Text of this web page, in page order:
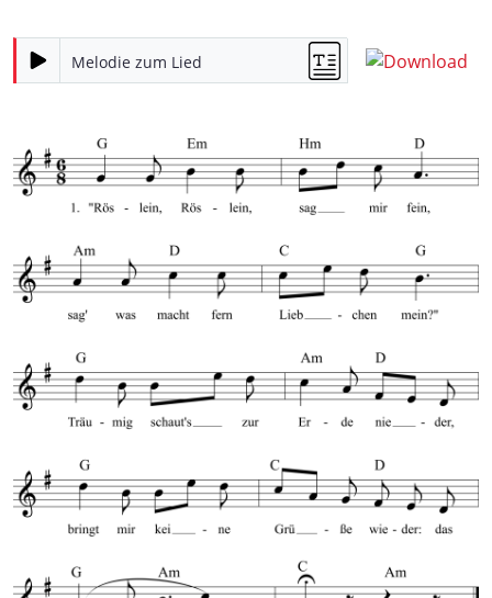
Melodie zum Lied